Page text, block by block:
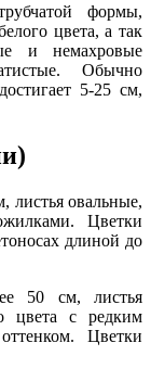
формы,
цвета, а так
и немахровые
Обычно
5-25 см,
листья овальные,
Цветки
длиной до
50 см, листья
цвета с редким
Цветки